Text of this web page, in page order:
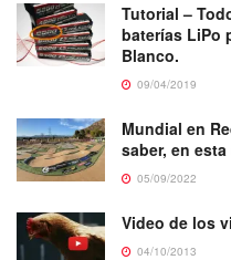
Tutorial –
baterías LiPo
Blanco.
09/04/2019
Mundial en
saber, en
05/09/2022
Video de los
04/10/2013